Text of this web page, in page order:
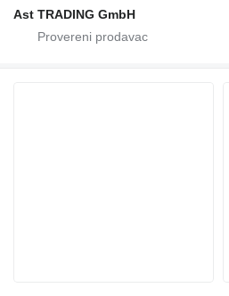
Ast TRADING GmbH